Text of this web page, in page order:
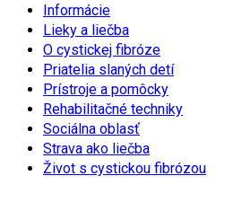
Informácie
Lieky a liečba
O cystickej fibróze
Priatelia slaných detí
Prístroje a pomôcky
Rehabilitačné techniky
Sociálna oblasť
Strava ako liečba
Život s cystickou fibrózou